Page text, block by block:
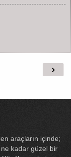
›
araçların içinde;
ne kadar güzel bir